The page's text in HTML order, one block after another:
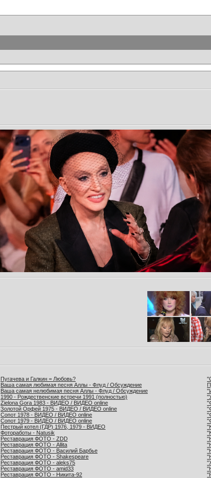
Пугачева и Галкин = Любовь?
Ваша самая любимая песня Аллы - Флуд / Обсуждение
Ваша самая нелюбимая песня Аллы - Флуд / Обсуждение
1990 - Рождественские встречи 1991 (полностью)
Zielona Gora 1983 - ВИДЕО / ВИДЕО online
Золотой Орфей 1975 - ВИДЕО / ВИДЕО online
Сопот 1978 - ВИДЕО / ВИДЕО online
Сопот 1979 - ВИДЕО / ВИДЕО online
Пестрый котел (ГДР) 1976, 1979 - ВИДЕО
Фотоработы - Natusik
Реставрация ФОТО - ZDD
Реставрация ФОТО - Allita
Реставрация ФОТО - Василий Барбье
Реставрация ФОТО - Shakespeare
Реставрация ФОТО - aleks75
Реставрация ФОТО - amid33
Реставрация ФОТО - Никита-92